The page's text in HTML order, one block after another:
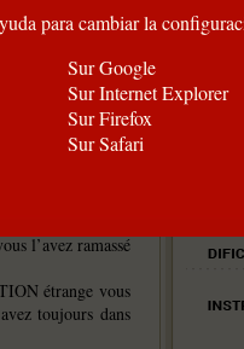
l’avez ramassé
étrange vous
toujours dans
para cambiar la
Sur Google
Sur Internet Explorer
Sur Firefox
Sur Safari